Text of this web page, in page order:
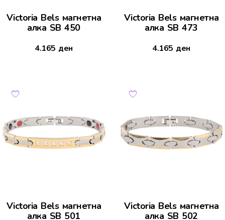
Victoria Bels магнетна
алка SB 450
4.165 ден
Victoria Bels магнетна
алка SB 473
4.165 ден
Victoria Bels магнетна
алка SB 501
Victoria Bels магнетна
алка SB 502